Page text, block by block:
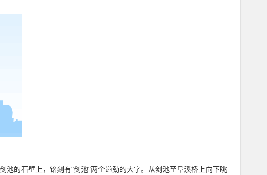
池的石壁上，铭刻有“剑池”两个遒劲的大字。从剑池至阜溪桥上向下眺